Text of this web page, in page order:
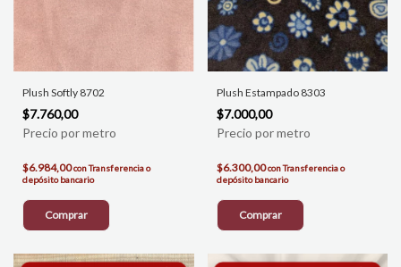
Plush Softly 8702
$7.760,00
$6.984,00conTransferencia o
depósito bancario
Comprar
Plush Estampado 8303
$7.000,00
$6.300,00conTransferencia o
depósito bancario
Comprar